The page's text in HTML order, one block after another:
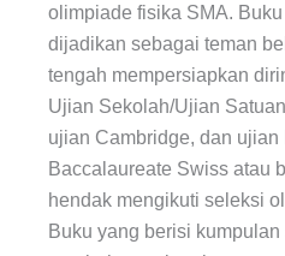
olimpiade fisika SMA.
dijadikan sebagai teman
tengah mempersiapkan
Ujian Sekolah/Ujian
ujian Cambridge, dan ujian
Baccalaureate Swiss atau
hendak mengikuti seleksi
Buku yang berisi